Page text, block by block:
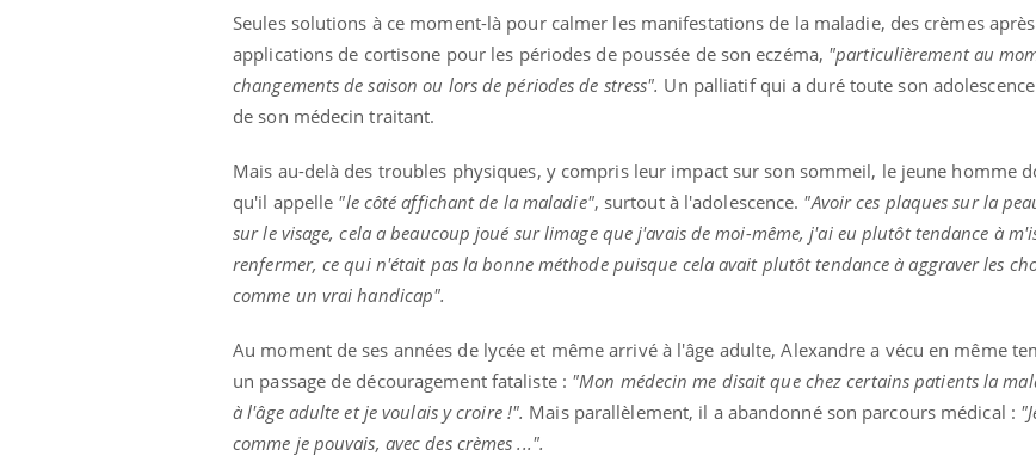
Seules solutions à ce moment-là pour calmer les manifestations de la maladie, des crèmes
applications de cortisone pour les périodes de poussée de son eczéma, "particulièrement au
changements de saison ou lors de périodes de stress". Un palliatif qui a duré toute son
de son médecin traitant.
Mais au-delà des troubles physiques, y compris leur impact sur son sommeil, le jeune homme
qu'il appelle "le côté affichant de la maladie", surtout à l'adolescence. "Avoir ces plaques sur la
sur le visage, cela a beaucoup joué sur limage que j'avais de moi-même, j'ai eu plutôt tendance à
renfermer, ce qui n'était pas la bonne méthode puisque cela avait plutôt tendance à aggraver les
comme un vrai handicap".
Au moment de ses années de lycée et même arrivé à l'âge adulte, Alexandre a vécu en même
un passage de découragement fataliste : "Mon médecin me disait que chez certains patients la
à l'âge adulte et je voulais y croire !". Mais parallèlement, il a abandonné son parcours médical :
comme je pouvais, avec des crèmes ...".